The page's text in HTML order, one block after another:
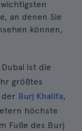
an denen Sie
können,
Dubai ist die
größtes
der Burj Khalifa,
höchste
Fuße des Burj